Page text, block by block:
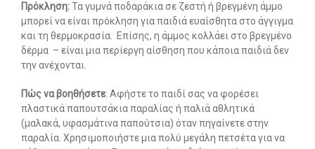
Πρόκληση:Τα γυμνά ποδαράκια σε ζεστή ή βρεγμένη άμμο
μπορεί να είναι πρόκληση για παιδιά ευαίσθητα στο άγγιγμα
και τη θερμοκρασία. Επίσης, η άμμος κολλάει στο βρεγμένο
δέρμα – είναι μια περίεργη αίσθηση που κάποια παιδιά δεν
την ανέχονται.
Πώς να βοηθήσετε: Αφήστε το παιδί σας να φορέσει
πλαστικά παπουτσάκια παραλίας ή παλιά αθλητικά
(μαλακά, υφασμάτινα παπούτσια) όταν πηγαίνετε στην
παραλία. Χρησιμοποιήστε μια πολύ μεγάλη πετσέτα για να